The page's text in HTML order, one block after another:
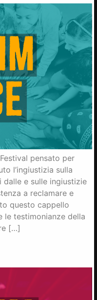
pensato per
l’ingiustizia sulla
e sulle ingiustizie
a reclamare e
questo cappello
testimonianze della
[…]